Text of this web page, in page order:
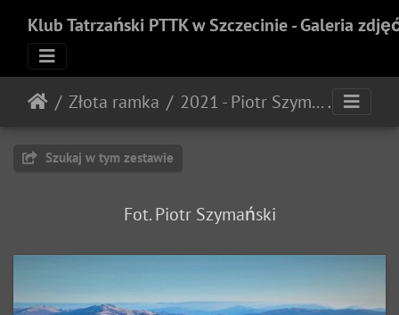
Klub Tatrzański PTTK w Szczecinie - Galeria
Złota ramka 2021 - Piotr Szymański
Szukaj w tym zestawie
Fot. Piotr Szymański